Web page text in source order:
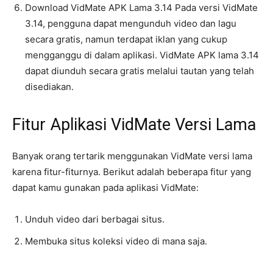
Download VidMate APK Lama 3.14 Pada versi VidMate
3.14, pengguna dapat mengunduh video dan lagu
secara gratis, namun terdapat iklan yang cukup
mengganggu di dalam aplikasi. VidMate APK lama 3.14
dapat diunduh secara gratis melalui tautan yang telah
disediakan.
Fitur Aplikasi VidMate Versi Lama
Banyak orang tertarik menggunakan VidMate versi lama
karena fitur-fiturnya. Berikut adalah beberapa fitur yang
dapat kamu gunakan pada aplikasi VidMate:
Unduh video dari berbagai situs.
Membuka situs koleksi video di mana saja.